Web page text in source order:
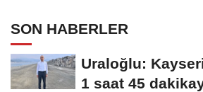
SON HABERLER
Uraloğlu:
1 saat 45